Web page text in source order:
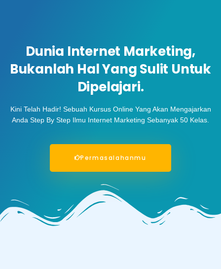
Dunia Internet Marketing,
Bukanlah Hal Yang Sulit Untuk
Dipelajari.
Kini Telah Hadir! Sebuah Kursus Online Yang Akan Mengajarkan
Anda Step By Step Ilmu Internet Marketing Sebanyak 50 Kelas.
Permasalahanmu